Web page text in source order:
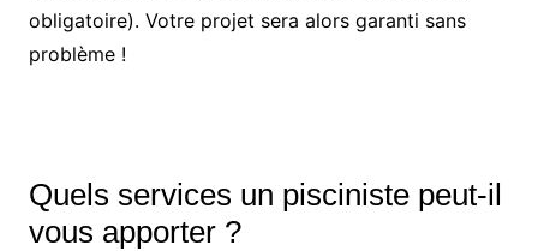
obligatoire). Votre projet sera alors garanti sans
problème !
Quels services un pisciniste peut-il
vous apporter ?